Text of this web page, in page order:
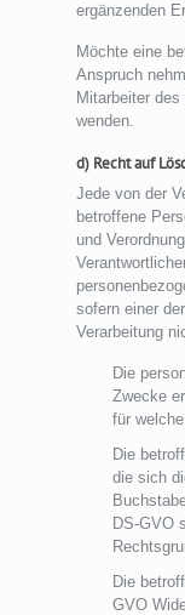
ergänzenden
Möchte eine
Anspruch
Mitarbeiter
wenden.
d) Recht auf
Jede von der
betroffene
und
sofern einer
Verarbeitung
Die
Zwecke
für
Die
die sich
DS-GVO
Die
GVO